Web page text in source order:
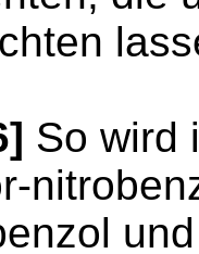
So wird